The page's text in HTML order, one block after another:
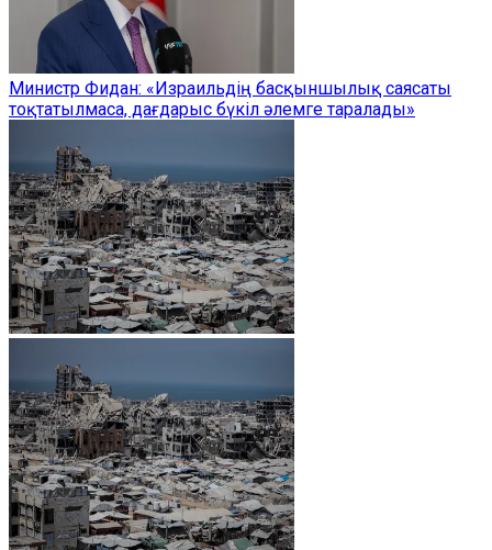
Министр Фидан: «Израильдің басқыншылық саясаты
тоқтатылмаса, дағдарыс бүкіл әлемге таралады»